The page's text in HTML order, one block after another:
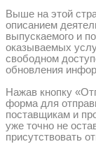
Выше на этой
описанием
выпускаемого и
оказываемых
свободном
обновления
Нажав кнопку
форма для
поставщикам и
уже точно не
присутствовать